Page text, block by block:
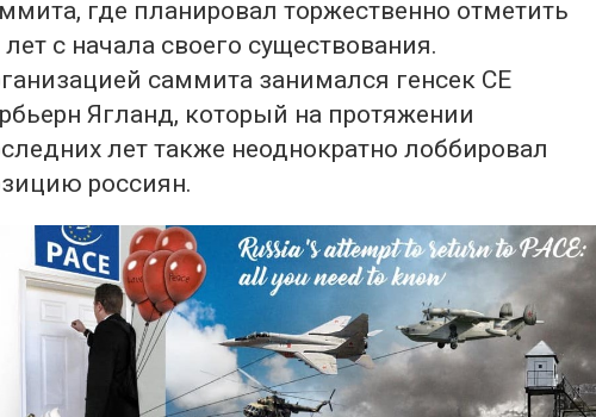
где планировал торжественно отметить
лет с начала своего существования.
саммита занимался генсек СЕ
Ягланд, который на протяжении
лет также неоднократно лоббировал
россиян.